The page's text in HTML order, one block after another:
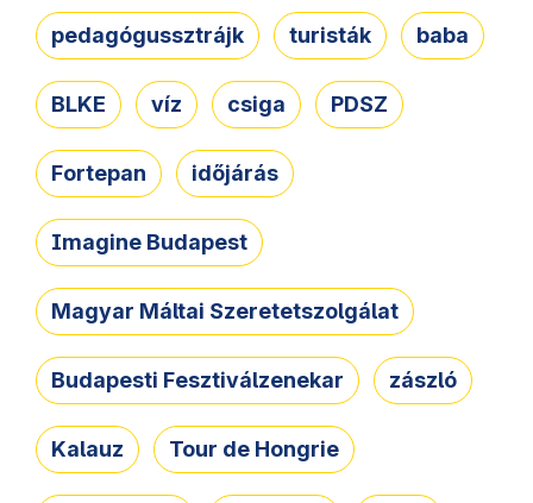
pedagógussztrájk turisták baba
BLKE víz csiga PDSZ
Fortepan időjárás
Imagine Budapest
Magyar Máltai Szeretetszolgálat
Budapesti Fesztiválzenekar zászló
Kalauz Tour de Hongrie